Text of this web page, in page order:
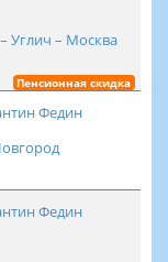
Углич – Москва
Пенсионная скидка
Федин
Федин